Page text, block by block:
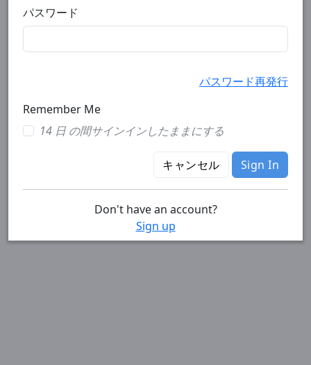
パスワード
パスワード再発行
Remember Me
14 日 の間サインインしたままにする
キャンセル Sign In
Don't have an account?
Sign up